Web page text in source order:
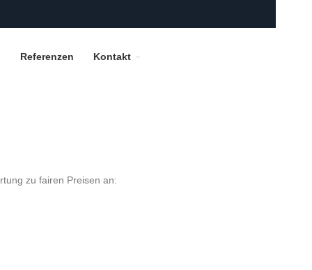
Referenzen Kontakt
zu fairen Preisen an: